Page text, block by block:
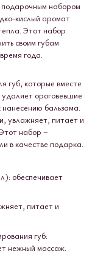
подарочным набором
кислый аромат
Этот набор
своим губам
года.
губ, которые вместе
ороговевшие
нанесению бальзама.
увлажняет, питает и
набор –
в качестве подарка.
обеспечивает
питает и
губ:
нежный массаж.